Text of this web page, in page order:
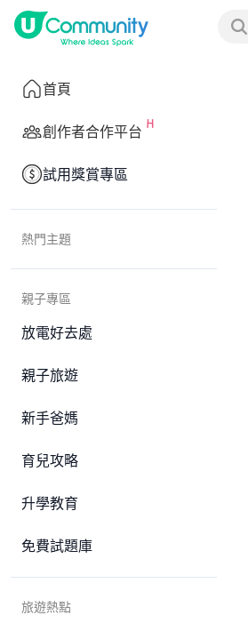
首頁
創作者合作平台
試用獎賞專區
熱門主題
親子專區
放電好去處
親子旅遊
新手爸媽
育兒攻略
升學教育
免費試題庫
旅遊熱點